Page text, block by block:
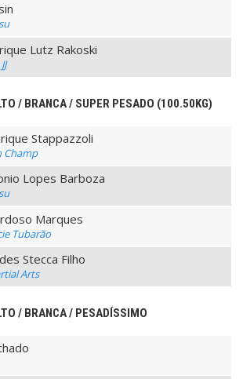
Lutz Rakoski
/ BRANCA / SUPER PESADO (100.50KG)
Stappazzoli
Champ
Lopes Barboza
Marques
Tubarão
Stecca Filho
Arts
/ BRANCA / PESADÍSSIMO